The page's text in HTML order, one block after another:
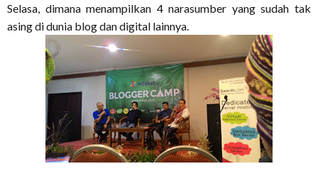
Selasa, dimana menampilkan 4 narasumber yang sudah tak
asing di dunia blog dan digital lainnya.